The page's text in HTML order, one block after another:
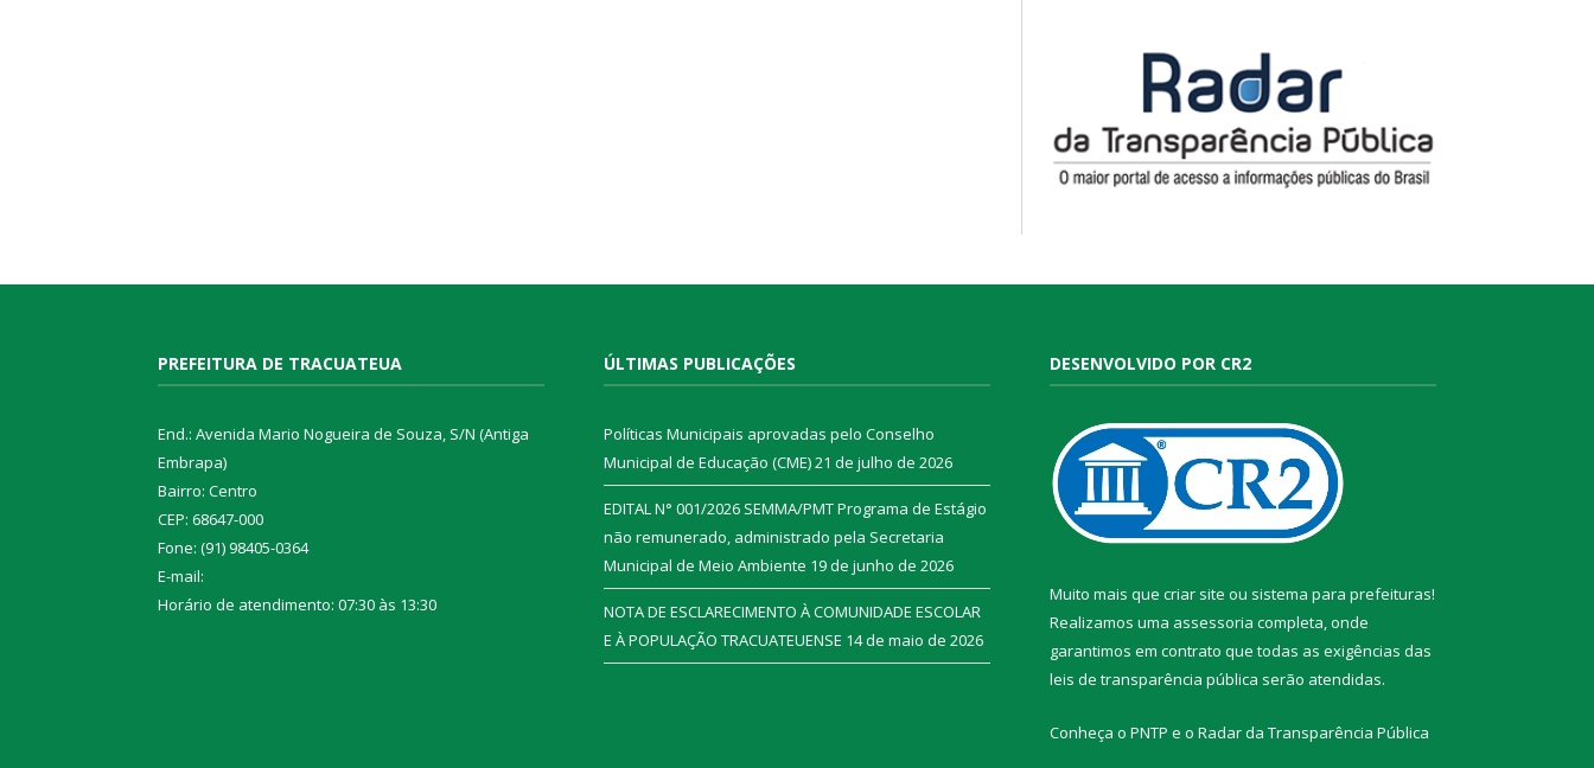
PREFEITURA DE TRACUATEUA
End.: Avenida Mario Nogueira de Souza, S/N (Antiga
Embrapa)
Bairro: Centro
CEP: 68647-000
Fone: (91) 98405-0364
E-mail:
Horário de atendimento: 07:30 às 13:30
ÚLTIMAS PUBLICAÇÕES
Políticas Municipais aprovadas pelo Conselho
Municipal de Educação (CME)21 de julho de 2026
EDITAL N° 001/2026 SEMMA/PMT Programa de Estágio
não remunerado, administrado pela Secretaria
Municipal de Meio Ambiente 19 de junho de 2026
NOTA DE ESCLARECIMENTO À COMUNIDADE ESCOLAR
E À POPULAÇÃO TRACUATEUENSE 14 de maio de 2026
DESENVOLVIDO POR CR2
Muito mais que criar site ou sistema para prefeituras!
Realizamos uma assessoria completa, onde
garantimos em contrato que todas as exigências das
leis de transparência pública serão atendidas.
Conheça o PNTP e o Radar da Transparência Pública